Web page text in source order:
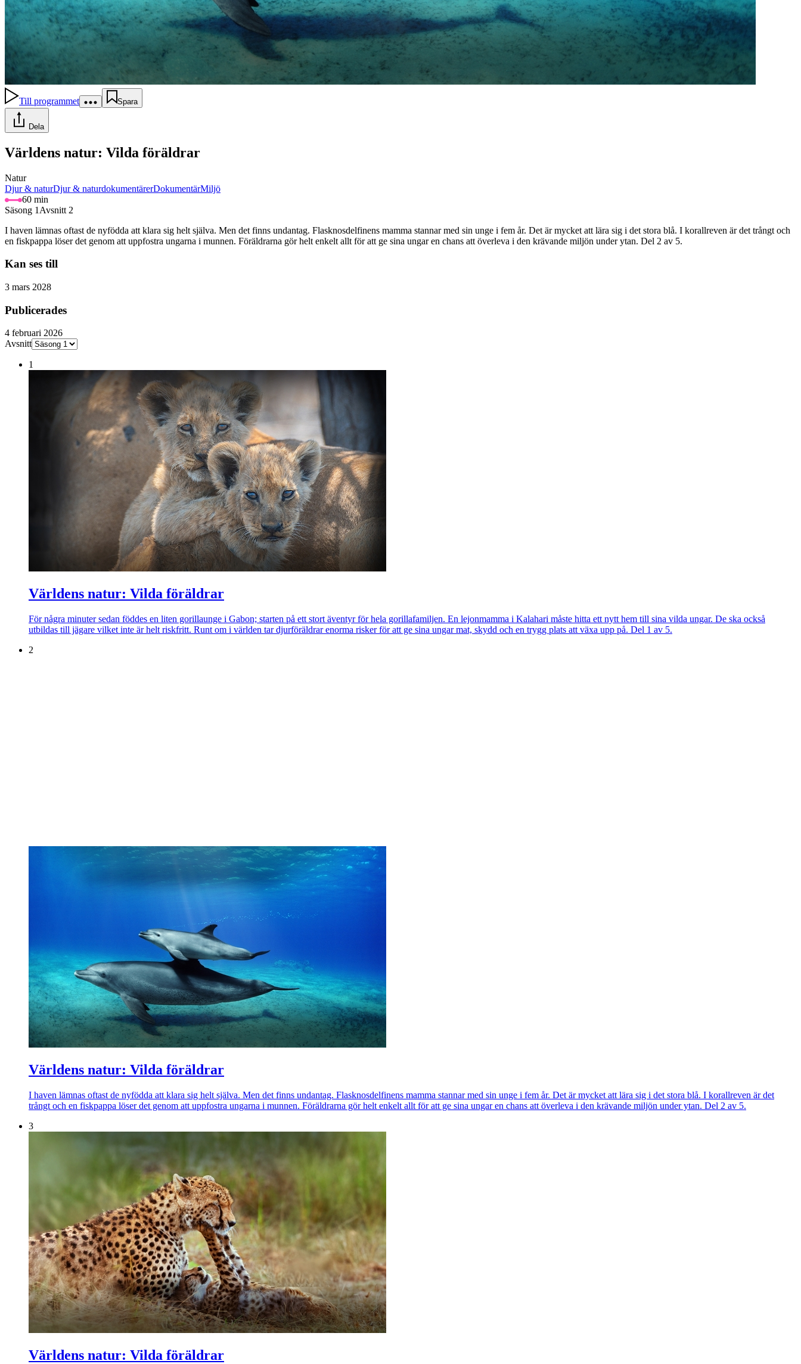
Till programmet Spara
Dela
Världens natur: Vilda föräldrar
Natur
Djur & naturDjur & naturdokumentärerDokumentärMiljö
60 min
Säsong 1 Avsnitt 2
I haven lämnas oftast de nyfödda att klara sig helt själva. Men det finns undantag. Flasknosdelfinens mamma stannar med sin unge i fem år. Det är mycket att lära sig i det stora blå. I korallreven är det trångt och
en fiskpappa löser det genom att uppfostra ungarna i munnen. Föräldrarna gör helt enkelt allt för att ge sina ungar en chans att överleva i den krävande miljön under ytan. Del 2 av 5.
Kan ses till
3 mars 2028
Publicerades
4 februari 2026
Avsnitt
1
Världens natur: Vilda föräldrar
För några minuter sedan föddes en liten gorillaunge i Gabon; starten på ett stort äventyr för hela gorillafamiljen. En lejonmamma i Kalahari måste hitta ett nytt hem till sina vilda ungar. De ska också
utbildas till jägare vilket inte är helt riskfritt. Runt om i världen tar djurföräldrar enorma risker för att ge sina ungar mat, skydd och en trygg plats att växa upp på. Del 1 av 5.
2
Världens natur: Vilda föräldrar
I haven lämnas oftast de nyfödda att klara sig helt själva. Men det finns undantag. Flasknosdelfinens mamma stannar med sin unge i fem år. Det är mycket att lära sig i det stora blå. I korallreven är det
trångt och en fiskpappa löser det genom att uppfostra ungarna i munnen. Föräldrarna gör helt enkelt allt för att ge sina ungar en chans att överleva i den krävande miljön under ytan. Del 2 av 5.
3
Världens natur: Vilda föräldrar